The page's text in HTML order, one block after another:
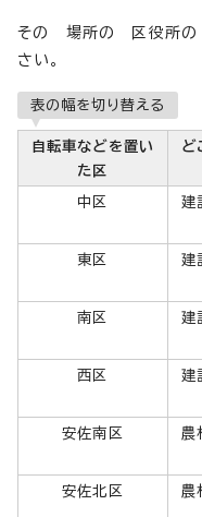
その 場所の 区役所の
さい。
表の幅を切り替える
自転車などを置い
た区
ど
中区 建
東区 建
南区 建
西区 建
安佐南区
農
安佐北区
農